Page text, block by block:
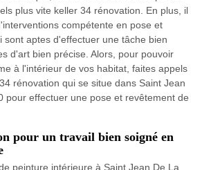
plus vite keller 34 rénovation. En plus, il
compétente en pose et
sont aptes d'effectuer une tâche bien
d'art bien précise. Alors, pour pouvoir
à l'intérieur de vos habitat, faites appels
rénovation qui se situe dans Saint Jean
pour effectuer une pose et revêtement de
pour un travail bien soigné en
peinture intérieure à Saint Jean De La